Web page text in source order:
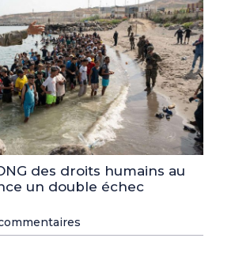
des droits humains au
un double échec